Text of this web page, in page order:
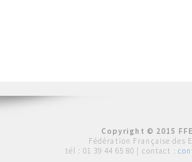
Copyright © 2015
Fédération Française des
tél : 01 39 44 65 80 | contact :